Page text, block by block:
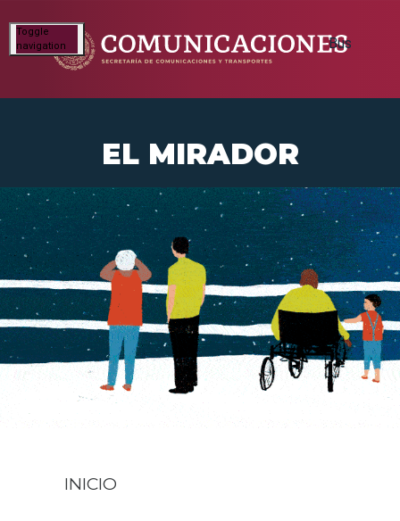
Toggle
navigation
EL MIRADOR
INICIO